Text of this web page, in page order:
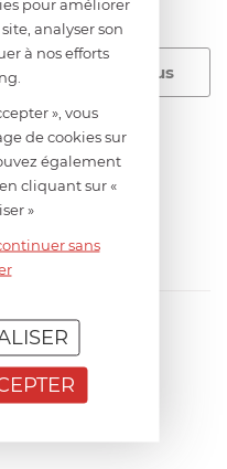
analyser son
à nos efforts
», vous
de cookies sur
également
cliquant sur «
»
sans